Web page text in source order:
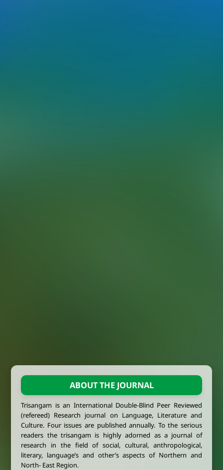
ABOUT THE JOURNAL
Trisangam is an International Double-Blind Peer Reviewed
(refereed) Research journal on Language, Literature and
Culture. Four issues are published annually. To the serious
readers the trisangam is highly adorned as a journal of
research in the field of social, cultural, anthropological,
literary, language’s and other’s aspects of Northern and
North- East Region.